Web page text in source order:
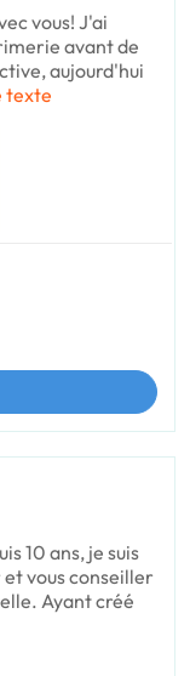
vous! J'ai
avant de
aujourd'hui
texte
10 ans, je suis
vous conseiller
Ayant créé